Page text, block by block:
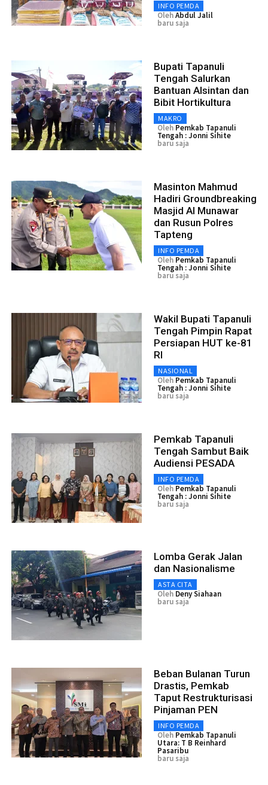
INFO PEMDA
OlehAbdul Jalil
baru saja
Bupati Tapanuli
Tengah Salurkan
Bantuan Alsintan dan
Bibit Hortikultura
MAKRO
Oleh Pemkab Tapanuli
Tengah : Jonni Sihite
baru saja
Masinton Mahmud
Hadiri Groundbreaking
Masjid Al Munawar
dan Rusun Polres
Tapteng
INFO PEMDA
Oleh Pemkab Tapanuli
Tengah : Jonni Sihite
baru saja
Wakil Bupati Tapanuli
Tengah Pimpin Rapat
Persiapan HUT ke-81
RI
NASIONAL
Oleh Pemkab Tapanuli
Tengah : Jonni Sihite
baru saja
Pemkab Tapanuli
Tengah Sambut Baik
Audiensi PESADA
INFO PEMDA
Oleh Pemkab Tapanuli
Tengah : Jonni Sihite
baru saja
Lomba Gerak Jalan
dan Nasionalisme
ASTA CITA
Oleh Deny Siahaan
baru saja
Beban Bulanan Turun
Drastis, Pemkab
Taput Restrukturisasi
Pinjaman PEN
INFO PEMDA
Oleh Pemkab Tapanuli
Utara: T B Reinhard
Pasaribu
baru saja